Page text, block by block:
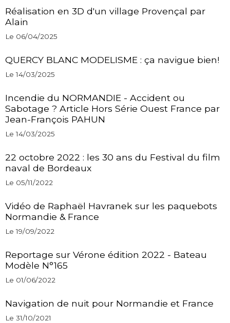
Réalisation en 3D d'un village Provençal par
Alain
Le 06/04/2025
QUERCY BLANC MODELISME : ça navigue bien!
Le 14/03/2025
Incendie du NORMANDIE - Accident ou
Sabotage ? Article Hors Série Ouest France par
Jean-François PAHUN
Le 14/03/2025
22 octobre 2022 : les 30 ans du Festival du film
naval de Bordeaux
Le 05/11/2022
Vidéo de Raphaël Havranek sur les paquebots
Normandie & France
Le 19/09/2022
Reportage sur Vérone édition 2022 - Bateau
Modèle N°165
Le 01/06/2022
Navigation de nuit pour Normandie et France
Le 31/10/2021